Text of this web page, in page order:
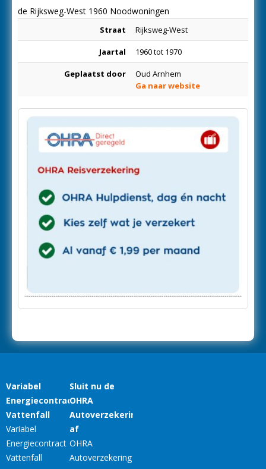
de Rijksweg-West 1960 Noodwoningen
Straat Rijksweg-West
Jaartal 1960 tot 1970
Geplaatst door
Oud Arnhem
Ga naar website